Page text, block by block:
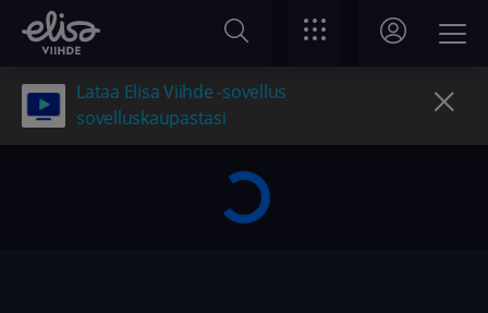
Lataa Elisa Viihde -sovellus
sovelluskaupastasi